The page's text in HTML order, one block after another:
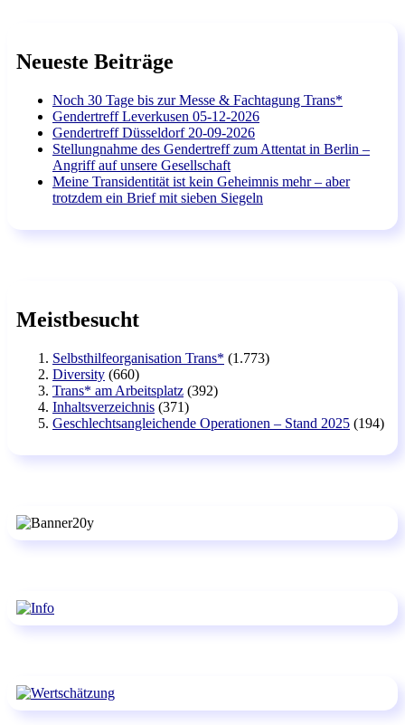
Neueste Beiträge
Noch 30 Tage bis zur Messe & Fachtagung Trans*
Gendertreff Leverkusen 05-12-2026
Gendertreff Düsseldorf 20-09-2026
Stellungnahme des Gendertreff zum Attentat in Berlin –
Angriff auf unsere Gesellschaft
Meine Transidentität ist kein Geheimnis mehr – aber
trotzdem ein Brief mit sieben Siegeln
Meistbesucht
Selbsthilfeorganisation Trans* (1.773)
Diversity (660)
Trans* am Arbeitsplatz (392)
Inhaltsverzeichnis (371)
Geschlechtsangleichende Operationen – Stand 2025 (194)